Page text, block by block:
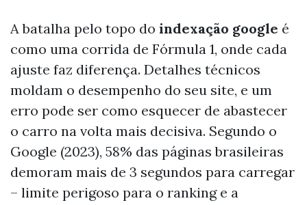
A batalha pelo topo do indexação google é
como uma corrida de Fórmula 1, onde cada
ajuste faz diferença. Detalhes técnicos
moldam o desempenho do seu site, e um
erro pode ser como esquecer de abastecer
o carro na volta mais decisiva. Segundo o
Google (2023), 58% das páginas brasileiras
demoram mais de 3 segundos para carregar
– limite perigoso para o ranking e a